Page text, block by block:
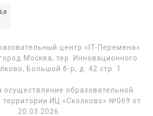
центр «IT-Перемена»
Москва, тер. Инновационного
Большой б-р, д. 42 стр. 1
осуществление образовательной
территории ИЦ «Сколково» №069 от
20.03.2026